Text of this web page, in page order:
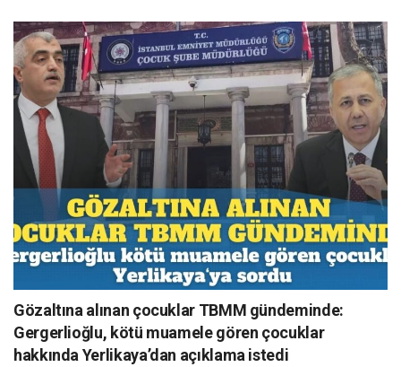
Gözaltına alınan çocuklar TBMM gündeminde:
Gergerlioğlu, kötü muamele gören çocuklar
hakkında Yerlikaya’dan açıklama istedi